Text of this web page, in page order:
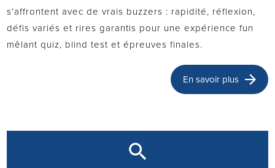
s’affrontent avec de vrais buzzers : rapidité, réflexion,
défis variés et rires garantis pour une expérience fun
mêlant quiz, blind test et épreuves finales.
En savoir plus